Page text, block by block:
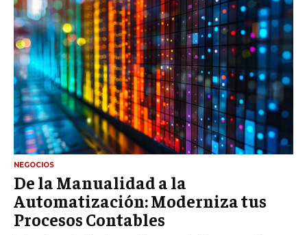
NEGOCIOS
De la Manualidad a la
Automatización: Moderniza tus
Procesos Contables